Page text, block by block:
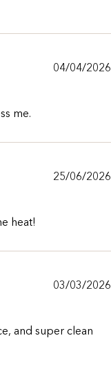
04/04/2026
me.
25/06/2026
heat!
03/03/2026
and super clean